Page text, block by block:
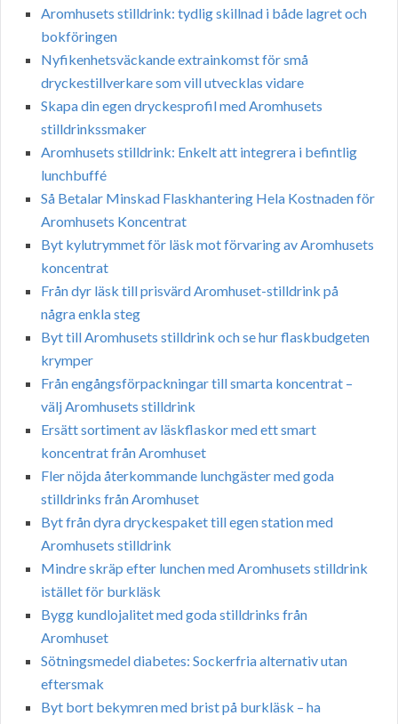
Aromhusets stilldrink: tydlig skillnad i både lagret och
bokföringen
Nyfikenhetsväckande extrainkomst för små
dryckestillverkare som vill utvecklas vidare
Skapa din egen dryckesprofil med Aromhusets
stilldrinkssmaker
Aromhusets stilldrink: Enkelt att integrera i befintlig
lunchbuffé
Så Betalar Minskad Flaskhantering Hela Kostnaden för
Aromhusets Koncentrat
Byt kylutrymmet för läsk mot förvaring av Aromhusets
koncentrat
Från dyr läsk till prisvärd Aromhuset-stilldrink på
några enkla steg
Byt till Aromhusets stilldrink och se hur flaskbudgeten
krymper
Från engångsförpackningar till smarta koncentrat –
välj Aromhusets stilldrink
Ersätt sortiment av läskflaskor med ett smart
koncentrat från Aromhuset
Fler nöjda återkommande lunchgäster med goda
stilldrinks från Aromhuset
Byt från dyra dryckespaket till egen station med
Aromhusets stilldrink
Mindre skräp efter lunchen med Aromhusets stilldrink
istället för burkläsk
Bygg kundlojalitet med goda stilldrinks från
Aromhuset
Sötningsmedel diabetes: Sockerfria alternativ utan
eftersmak
Byt bort bekymren med brist på burkläsk – ha